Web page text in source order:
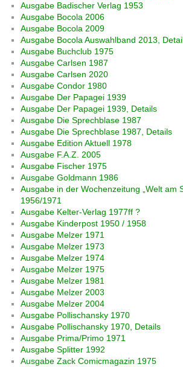
Ausgabe Badischer Verlag 1953
Ausgabe Bocola 2006
Ausgabe Bocola 2009
Ausgabe Bocola Auswahlband 2013,
Ausgabe Buchclub 1975
Ausgabe Carlsen 1987
Ausgabe Carlsen 2020
Ausgabe Condor 1980
Ausgabe Der Papagei 1939
Ausgabe Der Papagei 1939, Details
Ausgabe Die Sprechblase 1987
Ausgabe Die Sprechblase 1987, Details
Ausgabe Edition Aktuell 1978
Ausgabe F.A.Z. 2005
Ausgabe Fischer 1975
Ausgabe Goldmann 1986
Ausgabe in der Wochenzeitung „Welt am
1956/1971
Ausgabe Kelter-Verlag 1977ff ?
Ausgabe Kinderpost 1950 / 1958
Ausgabe Melzer 1971
Ausgabe Melzer 1973
Ausgabe Melzer 1974
Ausgabe Melzer 1975
Ausgabe Melzer 1981
Ausgabe Melzer 2003
Ausgabe Melzer 2004
Ausgabe Pollischansky 1970
Ausgabe Pollischansky 1970, Details
Ausgabe Prima/Primo 1971
Ausgabe Splitter 1992
Ausgabe Zack Comicmagazin 1975